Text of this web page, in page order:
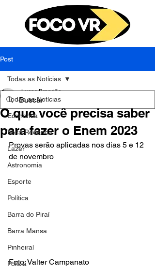
Post
Todas as Notícias
Economia
Volta Redonda
Lazer
Astronomia
Esporte
Política
Barra do Piraí
Barra Mansa
Pinheiral
Polícia
Todas as Notícias
O que você precisa saber
para fazer o Enem 2023
Lucas Brandão
2 de out. de 2023
Provas serão aplicadas nos dias 5 e 12
de novembro
Foto: Valter Campanato